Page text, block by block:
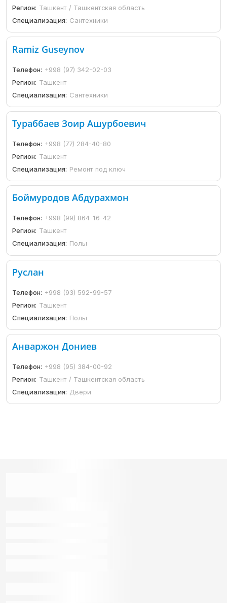
Регион: Ташкент / Ташкентская область
Специализация: Сантехники
Ramiz Guseynov
Телефон: +998 (97) 342-02-03
Регион: Ташкент
Специализация: Сантехники
Тураббаев Зоир Ашурбоевич
Телефон: +998 (77) 284-40-80
Регион: Ташкент
Специализация: Ремонт под ключ
Боймуродов Абдурахмон
Телефон: +998 (99) 864-16-42
Регион: Ташкент
Специализация: Полы
Руслан
Телефон: +998 (93) 592-99-57
Регион: Ташкент
Специализация: Полы
Анваржон Дониев
Телефон: +998 (95) 384-00-92
Регион: Ташкент / Ташкентская область
Специализация: Двери